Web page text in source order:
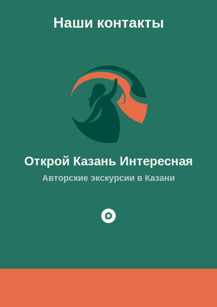
Наши контакты
Открой Казань Интересная
Авторские экскурсии в Казани